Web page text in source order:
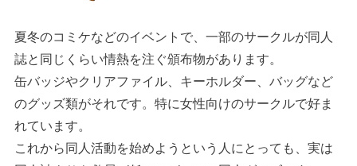
夏冬のコミケなどのイベントで、一部のサークルが同人
誌と同じくらい情熱を注ぐ頒布物があります。
缶バッジやクリアファイル、キーホルダー、バッグなど
のグッズ類がそれです。特に女性向けのサークルで好ま
れています。
これから同人活動を始めようという人にとっても、実は